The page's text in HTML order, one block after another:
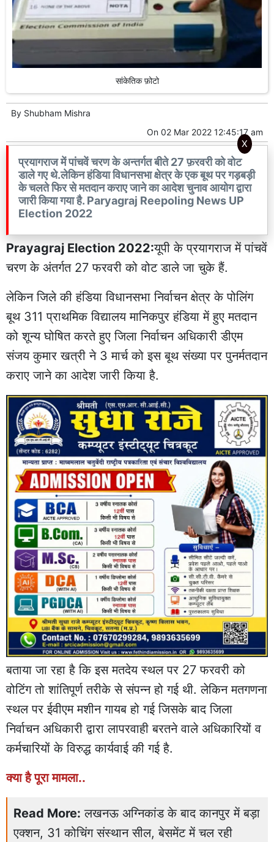
सांकेतिक फ़ोटो
By Shubham Mishra
On 02 Mar 2022 12:45:17 am
प्रयागराज में पांचवें चरण के अन्तर्गत बीते 27 फ़रवरी को वोट
डाले गए थे.लेकिन हंडिया विधानसभा क्षेत्र के एक बूथ पर गड़बड़ी
के चलते फिर से मतदान कराए जाने का आदेश चुनाव आयोग द्वारा
जारी किया गया है. Paryagraj Reepoling News UP
Election 2022
Prayagraj Election 2022:यूपी के प्रयागराज में पांचवें
चरण के अंतर्गत 27 फरवरी को वोट डाले जा चुके हैं.
लेकिन जिले की हंडिया विधानसभा निर्वाचन क्षेत्र के पोलिंग
बूथ 311 प्राथमिक विद्यालय मानिकपुर हंडिया में हुए मतदान
को शून्य घोषित करते हुए जिला निर्वाचन अधिकारी डीएम
संजय कुमार खत्री ने 3 मार्च को इस बूथ संख्या पर पुनर्मतदान
कराए जाने का आदेश जारी किया है.
बताया जा रहा है कि इस मतदेय स्थल पर 27 फरवरी को
वोटिंग तो शांतिपूर्ण तरीके से संपन्न हो गई थी. लेकिन मतगणना
स्थल पर ईवीएम मशीन गायब हो गई जिसके बाद जिला
निर्वाचन अधिकारी द्वारा लापरवाही बरतने वाले अधिकारियों व
कर्मचारियों के विरुद्ध कार्यवाई की गई है.
X
क्या है पूरा मामला..
Read More: लखनऊ अग्निकांड के बाद कानपुर में बड़ा
एक्शन, 31 कोचिंग संस्थान सील, बेसमेंट में चल रही